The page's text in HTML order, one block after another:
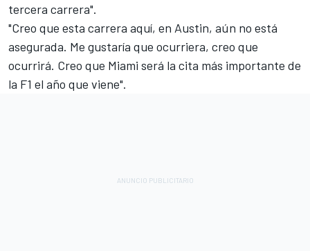
tercera carrera".
"Creo que esta carrera aquí, en Austin, aún no está
asegurada. Me gustaría que ocurriera, creo que
ocurrirá. Creo que Miami será la cita más importante de
la F1 el año que viene".